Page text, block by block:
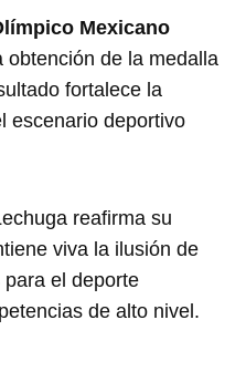
Mexicano
obtención de la medalla
fortalece la
escenario deportivo
reafirma su
viva la ilusión de
el deporte
de alto nivel.